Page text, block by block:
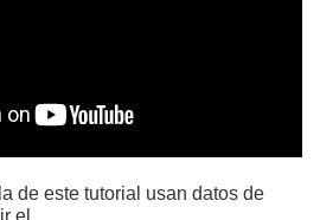
de este tutorial usan datos de
el